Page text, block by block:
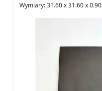
Wymiary: 31.60 x 31.60 x 0.90